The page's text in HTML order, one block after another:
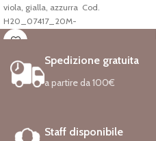
viola, gialla, azzurra Cod.
H20_07417_20M-
Spedizione gratuita
a partire da 100€
Staff disponibile